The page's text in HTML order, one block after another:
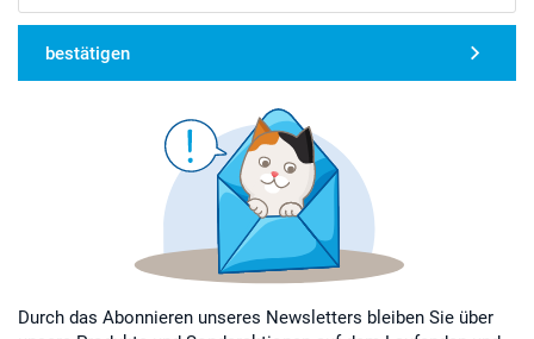
bestätigen
Durch das Abonnieren unseres Newsletters bleiben Sie über